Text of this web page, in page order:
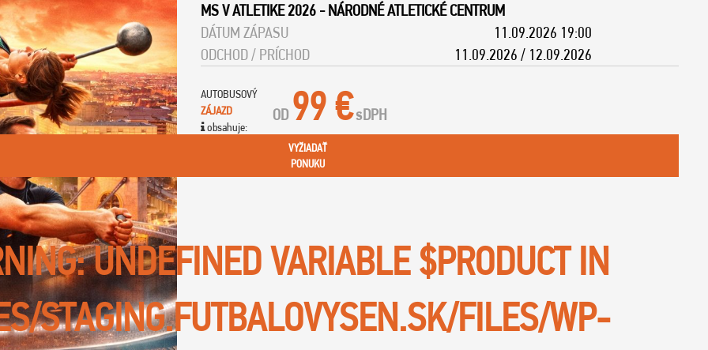
MS V ATLETIKE 2026 -NÁRODNÉ ATLETICKÉ CENTRUM
DÁTUM ZÁPASU
11.09.2026 19:00
ODCHOD / PRÍCHOD
11.09.2026 / 12.09.2026
AUTOBUSOVÝ
ZÁJAZD
obsahuje:
OD 99 € sDPH
VYŽIADAŤ
PONUKU
: UNDEFINED VARIABLE $PRODUCT IN
STAGING.FUTBALOVYSEN.SK/FILES/WP-